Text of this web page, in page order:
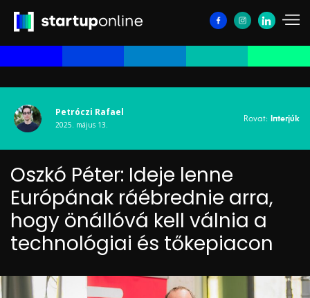
Petróczi Rafael
2025. május 13.
Rovat: Interjúk
Oszkó Péter: Ideje lenne
Európának ráébrednie arra,
hogy önállóvá kell válnia a
technológiai és tőkepiacon